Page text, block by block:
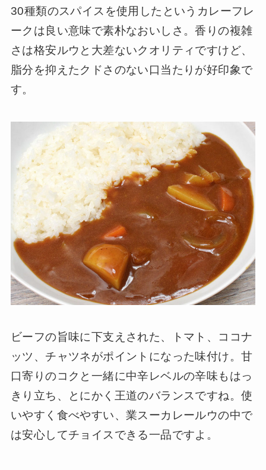
30種類のスパイスを使用したというカレーフレ
ークは良い意味で素朴なおいしさ。香りの複雑
さは格安ルウと大差ないクオリティですけど、
脂分を抑えたクドさのない口当たりが好印象で
す。
ビーフの旨味に下支えされた、トマト、ココナ
ッツ、チャツネがポイントになった味付け。甘
口寄りのコクと一緒に中辛レベルの辛味もはっ
きり立ち、とにかく王道のバランスですね。使
いやすく食べやすい、業スーカレールウの中で
は安心してチョイスできる一品ですよ。